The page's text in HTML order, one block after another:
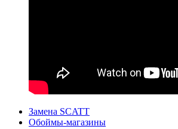
Замена SCATT
Обоймы-магазины